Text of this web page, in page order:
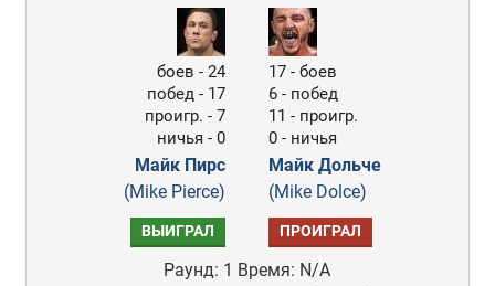
боев - 24
побед - 17
проигр. - 7
ничья - 0
Майк Пирс
(Mike Pierce)
17 - боев
6 - побед
11 - проигр.
0 - ничья
Майк Дольче
(Mike Dolce)
ВЫИГРАЛ ПРОИГРАЛ
Раунд: 1 Время: N/A